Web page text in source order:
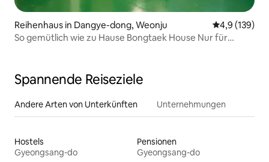
Reihenhaus in Dangye-dong, Weonju
4,9 (139)
So gemütlich wie zu Hause Bongtaek House Nur für
Spannende Reiseziele
Andere Arten von Unterkünften Unternehmungen
Hostels
Gyeongsang-do
Pensionen
Gyeongsang-do